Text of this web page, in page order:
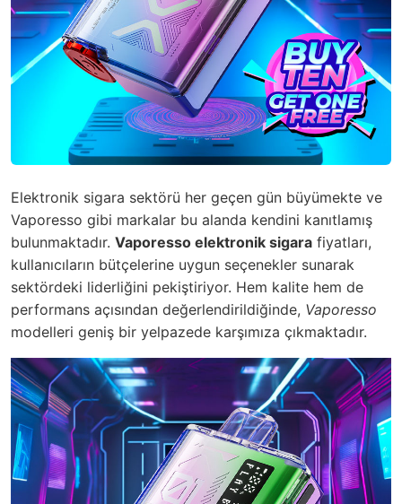
Elektronik sigara sektörü her geçen gün büyümekte ve
Vaporesso gibi markalar bu alanda kendini kanıtlamış
bulunmaktadır. Vaporesso elektronik sigara fiyatları,
kullanıcıların bütçelerine uygun seçenekler sunarak
sektördeki liderliğini pekiştiriyor. Hem kalite hem de
performans açısından değerlendirildiğinde, Vaporesso
modelleri geniş bir yelpazede karşımıza çıkmaktadır.